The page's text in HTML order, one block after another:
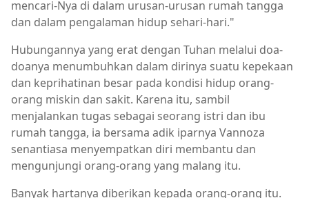
mencari-Nya di dalam urusan-urusan rumah tangga
dan dalam pengalaman hidup sehari-hari."
Hubungannya yang erat dengan Tuhan melalui doa-
doanya menumbuhkan dalam dirinya suatu kepekaan
dan keprihatinan besar pada kondisi hidup orang-
orang miskin dan sakit. Karena itu, sambil
menjalankan tugas sebagai seorang istri dan ibu
rumah tangga, ia bersama adik iparnya Vannoza
senantiasa menyempatkan diri membantu dan
mengunjungi orang-orang yang malang itu.
Banyak hartanya diberikan kepada orang-orang itu.